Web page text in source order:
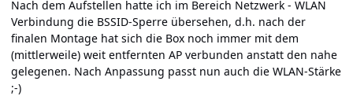
Nach dem Aufstellen hatte ich im Bereich Netzwerk - WLAN
Verbindung die BSSID-Sperre übersehen, d.h. nach der
finalen Montage hat sich die Box noch immer mit dem
(mittlerweile) weit entfernten AP verbunden anstatt den nahe
gelegenen. Nach Anpassung passt nun auch die WLAN-Stärke
;-)